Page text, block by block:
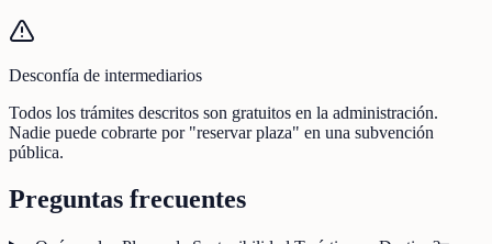
Desconfía de intermediarios
Todos los trámites descritos son gratuitos en la administración.
Nadie puede cobrarte por "reservar plaza" en una subvención
pública.
Preguntas frecuentes